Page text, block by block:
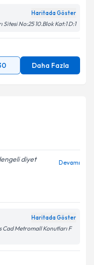
Haritada Göster
No:25 10.Blok Kat:1 D:1
Daha Fazla
diyet
Devamı
Haritada Göster
Cad Metromall Konutları F